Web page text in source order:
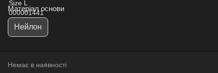
Матеріал основи
Нейлон
Немає в наявності